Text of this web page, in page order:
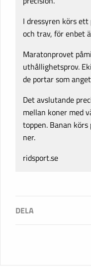
I dressyren körs
och trav, för enbet
Maratonprovet
uthållighetsprov.
de portar som
Det avslutande
mellan koner med
toppen. Banan
ner.
ridsport.se